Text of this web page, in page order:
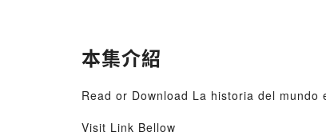
本集介紹
Read or Download La historia del mundo
Visit Link Bellow